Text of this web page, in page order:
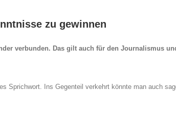
zu gewinnen
verbunden. Das gilt auch für den Journalismus
Sprichwort. Ins Gegenteil verkehrt könnte man auch